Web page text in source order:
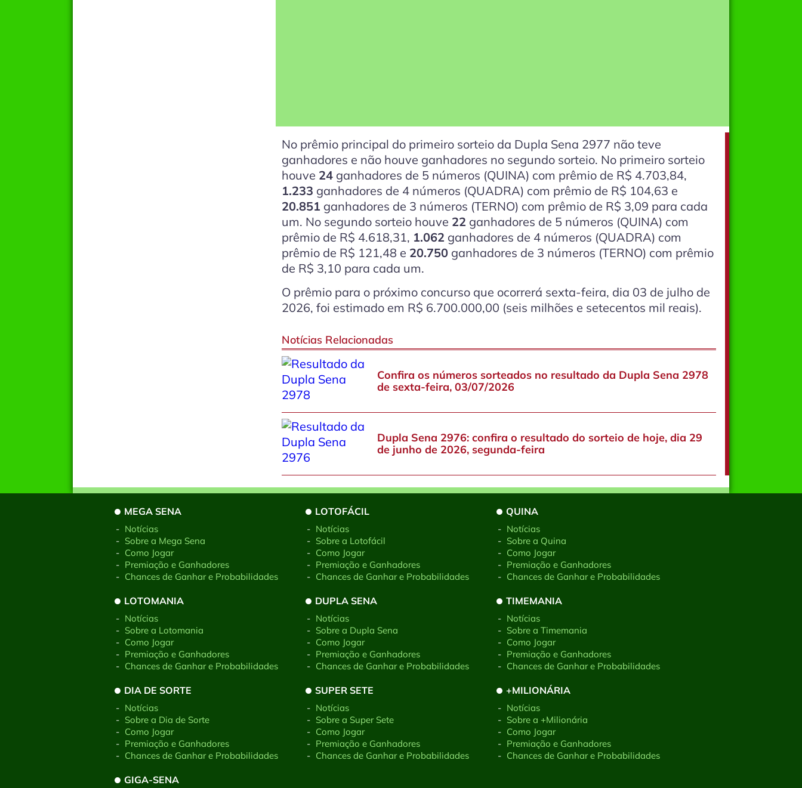
No prêmio principal do primeiro sorteio da Dupla Sena 2977 não teve
ganhadores e não houve ganhadores no segundo sorteio. No primeiro sorteio
houve 24 ganhadores de 5 números (QUINA) com prêmio de R$ 4.703,84,
1.233 ganhadores de 4 números (QUADRA) com prêmio de R$ 104,63 e
20.851 ganhadores de 3 números (TERNO) com prêmio de R$ 3,09 para cada
um. No segundo sorteio houve 22 ganhadores de 5 números (QUINA) com
prêmio de R$ 4.618,31, 1.062 ganhadores de 4 números (QUADRA) com
prêmio de R$ 121,48 e 20.750 ganhadores de 3 números (TERNO) com prêmio
de R$ 3,10 para cada um.
O prêmio para o próximo concurso que ocorrerá sexta-feira, dia 03 de julho de
2026, foi estimado em R$ 6.700.000,00 (seis milhões e setecentos mil reais).
Notícias Relacionadas
Confira os números sorteados no resultado da Dupla Sena 2978
de sexta-feira, 03/07/2026
Dupla Sena 2976: confira o resultado do sorteio de hoje, dia 29
de junho de 2026, segunda-feira
MEGA SENA
- Notícias
- Sobre a Mega Sena
- Como Jogar
- Premiação e Ganhadores
- Chances de Ganhar e Probabilidades
LOTOFÁCIL
- Notícias
- Sobre a Lotofácil
- Como Jogar
- Premiação e Ganhadores
- Chances de Ganhar e Probabilidades
QUINA
- Notícias
- Sobre a Quina
- Como Jogar
- Premiação e Ganhadores
- Chances de Ganhar e Probabilidades
LOTOMANIA
- Notícias
- Sobre a Lotomania
- Como Jogar
- Premiação e Ganhadores
- Chances de Ganhar e Probabilidades
DUPLA SENA
- Notícias
- Sobre a Dupla Sena
- Como Jogar
- Premiação e Ganhadores
- Chances de Ganhar e Probabilidades
TIMEMANIA
- Notícias
- Sobre a Timemania
- Como Jogar
- Premiação e Ganhadores
- Chances de Ganhar e Probabilidades
DIA DE SORTE
- Notícias
- Sobre a Dia de Sorte
- Como Jogar
- Premiação e Ganhadores
- Chances de Ganhar e Probabilidades
SUPER SETE
- Notícias
- Sobre a Super Sete
- Como Jogar
- Premiação e Ganhadores
- Chances de Ganhar e Probabilidades
+MILIONÁRIA
- Notícias
- Sobre a +Milionária
- Como Jogar
- Premiação e Ganhadores
- Chances de Ganhar e Probabilidades
GIGA-SENA